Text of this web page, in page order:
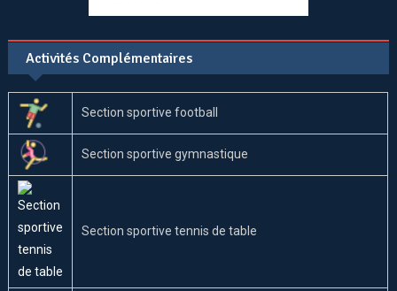
Activités Complémentaires
Section sportive football
Section sportive gymnastique
Section sportive tennis de table